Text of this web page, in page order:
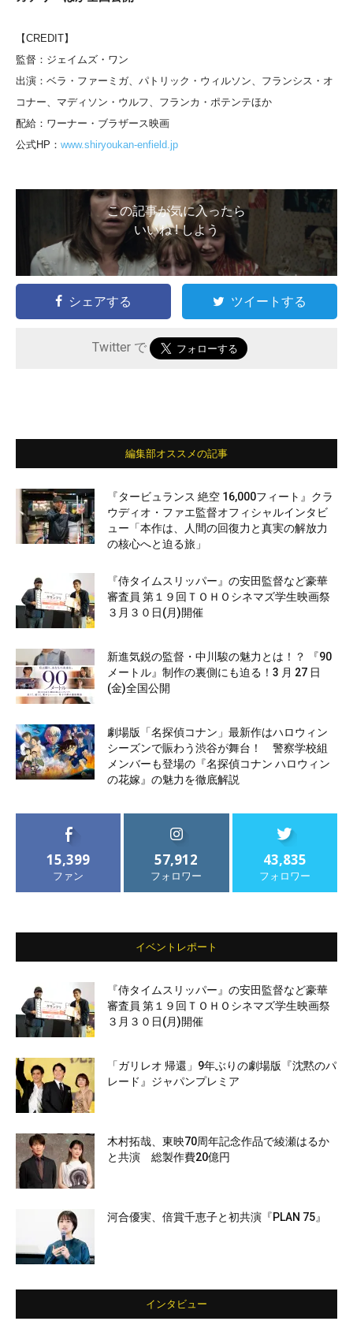
【CREDIT】
監督：ジェイムズ・ワン
出演：ベラ・ファーミガ、パトリック・ウィルソン、フランシス・オ
コナー、マディソン・ウルフ、フランカ・ポテンテほか
配給：ワーナー・ブラザース映画
公式HP： www.shiryoukan-enfield.jp
この記事が気に入ったら
いいね ! しよう
シェアする ツイートする
Twitter で
編集部オススメの記事
『タービュランス 絶空 16,000フィート』クラ
ウディオ・ファエ監督オフィシャルインタビ
ュー「本作は、人間の回復力と真実の解放力
の核心へと迫る旅」
『侍タイムスリッパー』の安田監督など豪華
審査員 第１９回ＴＯＨＯシネマズ学生映画祭
３月３０日(月)開催
新進気鋭の監督・中川駿の魅力とは！？ 『90
メートル』制作の裏側にも迫る！3 月 27 日
(金)全国公開
劇場版「名探偵コナン」最新作はハロウィン
シーズンで賑わう渋谷が舞台！ 警察学校組
メンバーも登場の『名探偵コナン ハロウィン
の花嫁』の魅力を徹底解説
15,399
ファン
57,912
フォロワー
43,835
フォロワー
イベントレポート
『侍タイムスリッパー』の安田監督など豪華
審査員 第１９回ＴＯＨＯシネマズ学生映画祭
３月３０日(月)開催
「ガリレオ 帰還」9年ぶりの劇場版『沈黙のパ
レード』ジャパンプレミア
木村拓哉、東映70周年記念作品で綾瀬はるか
と共演 総製作費20億円
河合優実、倍賞千恵子と初共演『PLAN 75』
インタビュー